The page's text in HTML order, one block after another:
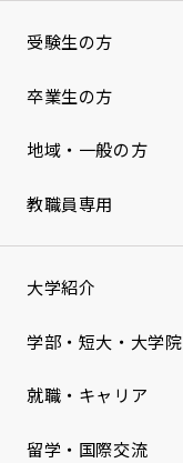
受験生の方
卒業生の方
地域・一般の方
教職員専用
大学紹介
学部・短大・大学院
就職・キャリア
留学・国際交流